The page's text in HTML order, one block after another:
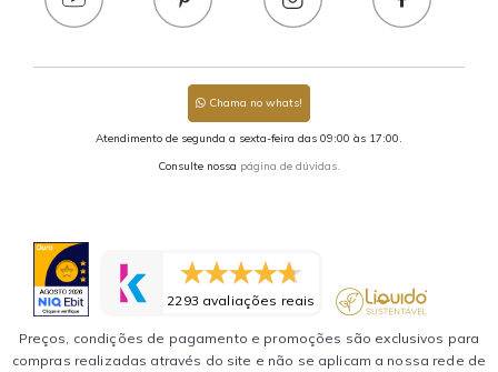
Chama no whats!
Atendimento de segunda a sexta-feira das 09:00 às 17:00.
Consulte nossa página de dúvidas.
2293 avaliações reais
Preços, condições de pagamento e promoções são exclusivos para
compras realizadas através do site e não se aplicam a nossa rede de